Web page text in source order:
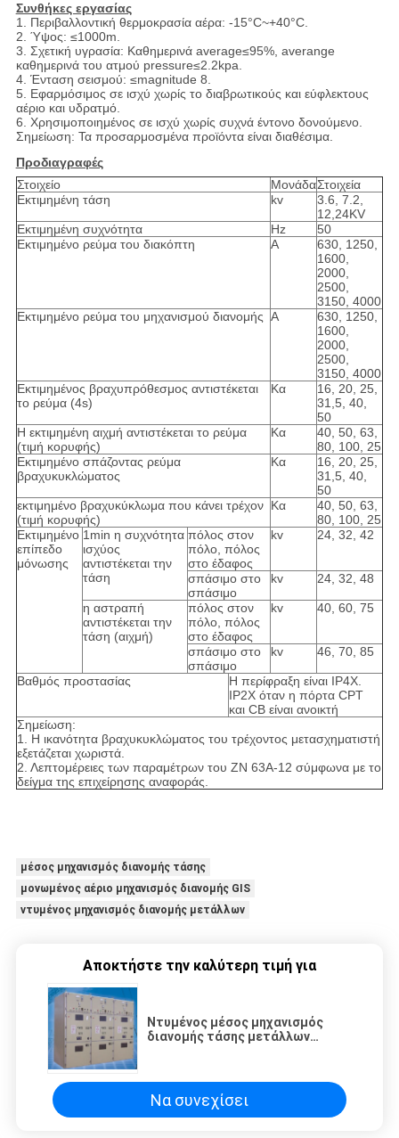
Συνθήκες εργασίας
1. Περιβαλλοντική θερμοκρασία αέρα: -15°C~+40°C.
2. Ύψος: ≤1000m.
3. Σχετική υγρασία: Καθημερινά average≤95%, averange
καθημερινά του ατμού pressure≤2.2kpa.
4. Ένταση σεισμού: ≤magnitude 8.
5. Εφαρμόσιμος σε ισχύ χωρίς το διαβρωτικούς και εύφλεκτους
αέριο και υδρατμό.
6. Χρησιμοποιημένος σε ισχύ χωρίς συχνά έντονο δονούμενο.
Σημείωση: Τα προσαρμοσμένα προϊόντα είναι διαθέσιμα.
Προδιαγραφές
Στοιχείο
ΜονάδαΣτοιχεία
Εκτιμημένη τάση
kv
3.6, 7.2,
12,24KV
Εκτιμημένη συχνότητα
Hz
50
Εκτιμημένο ρεύμα του διακόπτη
Α
630, 1250,
1600,
2000,
2500,
3150, 4000
Εκτιμημένο ρεύμα του μηχανισμού διανομής Α
630, 1250,
1600,
2000,
2500,
3150, 4000
Εκτιμημένος βραχυπρόθεσμος αντιστέκεται
το ρεύμα (4s)
Κα
16, 20, 25,
31,5, 40,
50
Η εκτιμημένη αιχμή αντιστέκεται το ρεύμα
(τιμή κορυφής)
Κα
40, 50, 63,
80, 100, 25
Εκτιμημένο σπάζοντας ρεύμα
βραχυκυκλώματος
Κα
16, 20, 25,
31,5, 40,
50
εκτιμημένο βραχυκύκλωμα που κάνει τρέχον
(τιμή κορυφής)
Κα
40, 50, 63,
80, 100, 25
Εκτιμημένο
επίπεδο
μόνωσης
1min η συχνότητα
ισχύος
αντιστέκεται την
τάση
πόλος στον
πόλο, πόλος
στο έδαφος
kv 24, 32, 42
σπάσιμο στο
σπάσιμο
kv 24, 32, 48
η αστραπή
αντιστέκεται την
τάση (αιχμή)
πόλος στον
πόλο, πόλος
στο έδαφος
kv 40, 60, 75
σπάσιμο στο
σπάσιμο
kv 46, 70, 85
Βαθμός προστασίας
Η περίφραξη είναι IP4X.
IP2X όταν η πόρτα CPT
και CB είναι ανοικτή
Σημείωση:
1. Η ικανότητα βραχυκυκλώματος του τρέχοντος μετασχηματιστή
εξετάζεται χωριστά.
2. Λεπτομέρειες των παραμέτρων του ZN 63A-12 σύμφωνα με το
δείγμα της επιχείρησης αναφοράς.
μέσος μηχανισμός διανομής τάσης
μονωμένος αέριο μηχανισμός διανομής GIS
ντυμένος μηχανισμός διανομής μετάλλων
Αποκτήστε την καλύτερη τιμή για
Ντυμένος μέσος μηχανισμός
διανομής τάσης μετάλλων
για υπαίθριο
Να συνεχίσει